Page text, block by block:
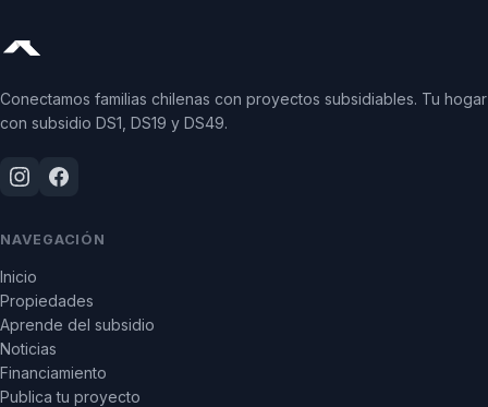
Conectamos familias chilenas con proyectos subsidiables. Tu hogar
con subsidio DS1, DS19 y DS49.
NAVEGACIÓN
Inicio
Propiedades
Aprende del subsidio
Noticias
Financiamiento
Publica tu proyecto